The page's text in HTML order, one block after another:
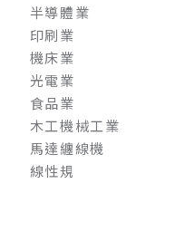
半導體業
印刷業
機床業
光電業
食品業
木工機械工業
馬達纏線機
線性規